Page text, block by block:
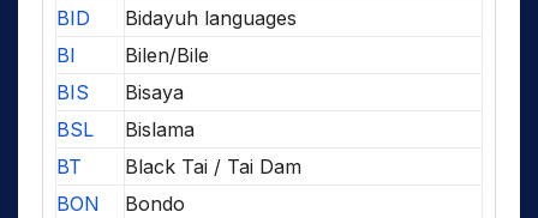
BID
Bidayuh languages
BI
Bilen/Bile
BIS
Bisaya
BSL
Bislama
BT
Black Tai / Tai Dam
BON
Bondo